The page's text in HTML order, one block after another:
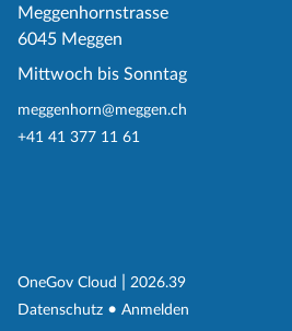
Meggenhornstrasse
6045 Meggen
Mittwoch bis Sonntag
meggenhorn@meggen.ch
+41 41 377 11 61
OneGov Cloud (External Link)
2026.39
Datenschutz (External Link)
Anmelden